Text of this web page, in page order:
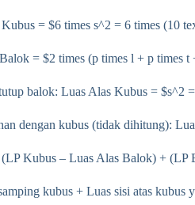
= $6 times s^2 = 6 times (10
= $2 times (p times l + p times
balok: Luas Alas Kubus = $s^2
dengan kubus (tidak dihitung):
Kubus – Luas Alas Balok) +
kubus + Luas sisi atas